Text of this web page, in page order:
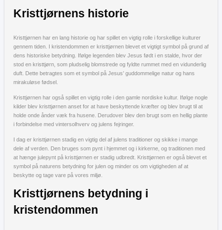
Kristtjørnens historie
Kristtjørnen har en lang historie og har spillet en vigtig rolle i forskellige kulturer
gennem tiden. I kristendommen er kristtjørnen blevet et vigtigt symbol på grund af
dens historiske betydning. Ifølge legenden blev Jesus født i en stalde, hvor der
stod en kristtjørn, som pludselig blomstrede og fyldte rummet med en vidunderlig
duft. Dette betragtes som et symbol på Jesus’ guddommelige natur og hans
mirakuløse fødsel.
Kristtjørnen har også spillet en vigtig rolle i den gamle nordiske kultur. Ifølge nogle
kilder blev kristtjørnen anset for at have beskyttende kræfter og blev brugt til at
holde onde ånder væk fra husene. Derudover blev den brugt som en hellig plante
i forbindelse med vintersolhverv og julens fejringer.
I dag er kristtjørnen stadig en vigtig del af julens traditioner og skikke i mange
dele af verden. Den bruges som pynt i hjemmet og i kirkerne, og traditionen med
at hænge julepynt på kristtjørnen er stadig udbredt. Kristtjørnen er også blevet et
symbol på naturens betydning for julen og minder os om vigtigheden af at
beskytte og tage vare på vores miljø.
Kristtjørnens betydning i
kristendommen